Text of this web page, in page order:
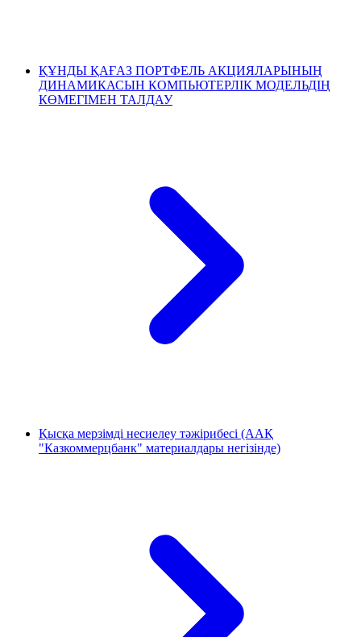
ҚҰНДЫ ҚАҒАЗ ПОРТФЕЛЬ АКЦИЯЛАРЫНЫҢ
ДИНАМИКАСЫН КОМПЬЮТЕРЛІК МОДЕЛЬДІҢ
КӨМЕГІМЕН ТАЛДАУ
Қысқа мерзімді несиелеу тәжірибесі (ААҚ
"Казкоммерцбанк" материалдары негізінде)